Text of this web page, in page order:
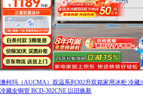
澳柯玛（AUCMA）双温系列302升双箱家用冰柜 冷藏
冷藏全铜管 BCD-302CNE 以旧换新